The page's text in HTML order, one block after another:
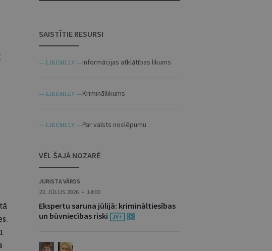
SAISTĪTIE RESURSI
— LIKUMI.LV —Informācijas atklātības likums
— LIKUMI.LV —Krimināllikums
— LIKUMI.LV —Par valsts noslēpumu
VĒL ŠAJĀ NOZARĒ
JURISTA VĀRDS
22. JŪLIJS 2026 • 14:00
Ekspertu saruna jūlijā: krimināltiesības
un būvniecības riski